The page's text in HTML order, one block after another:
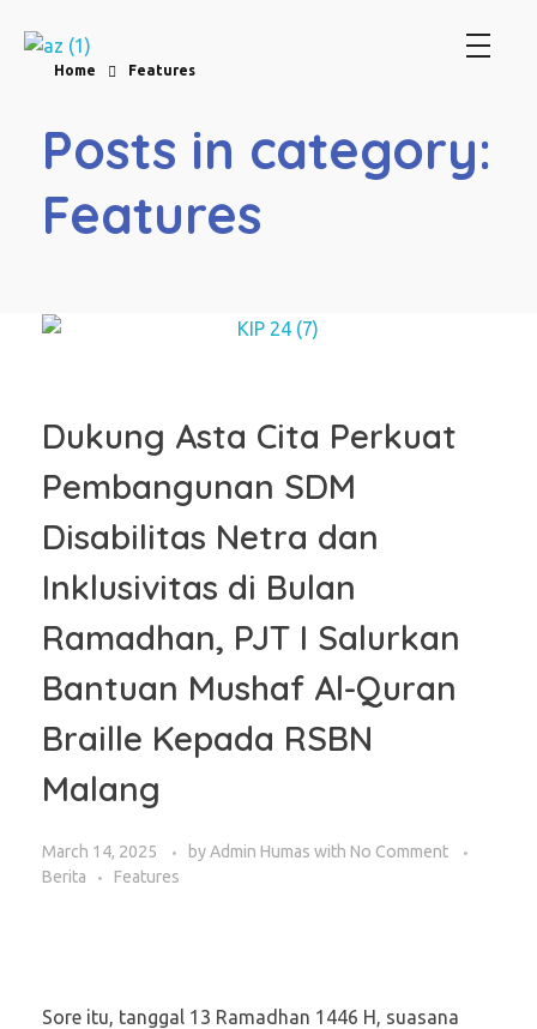
Perum Jasa Tirta I
Home Features
Posts in category:
Features
Dukung Asta Cita Perkuat
Pembangunan SDM
Disabilitas Netra dan
Inklusivitas di Bulan
Ramadhan, PJT I Salurkan
Bantuan Mushaf Al-Quran
Braille Kepada RSBN
Malang
March 14, 2025 byAdmin Humas with No Comment
Berita
Features
Sore itu, tanggal 13 Ramadhan 1446 H, suasana